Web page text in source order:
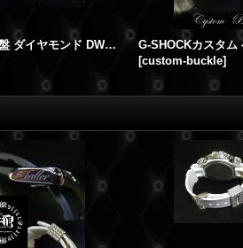
G-SHOCKカスタム 文字盤 ダイヤモンド DW6900用
[custom-buckle]